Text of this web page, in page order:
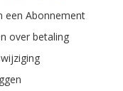
een Abonnement
over betaling